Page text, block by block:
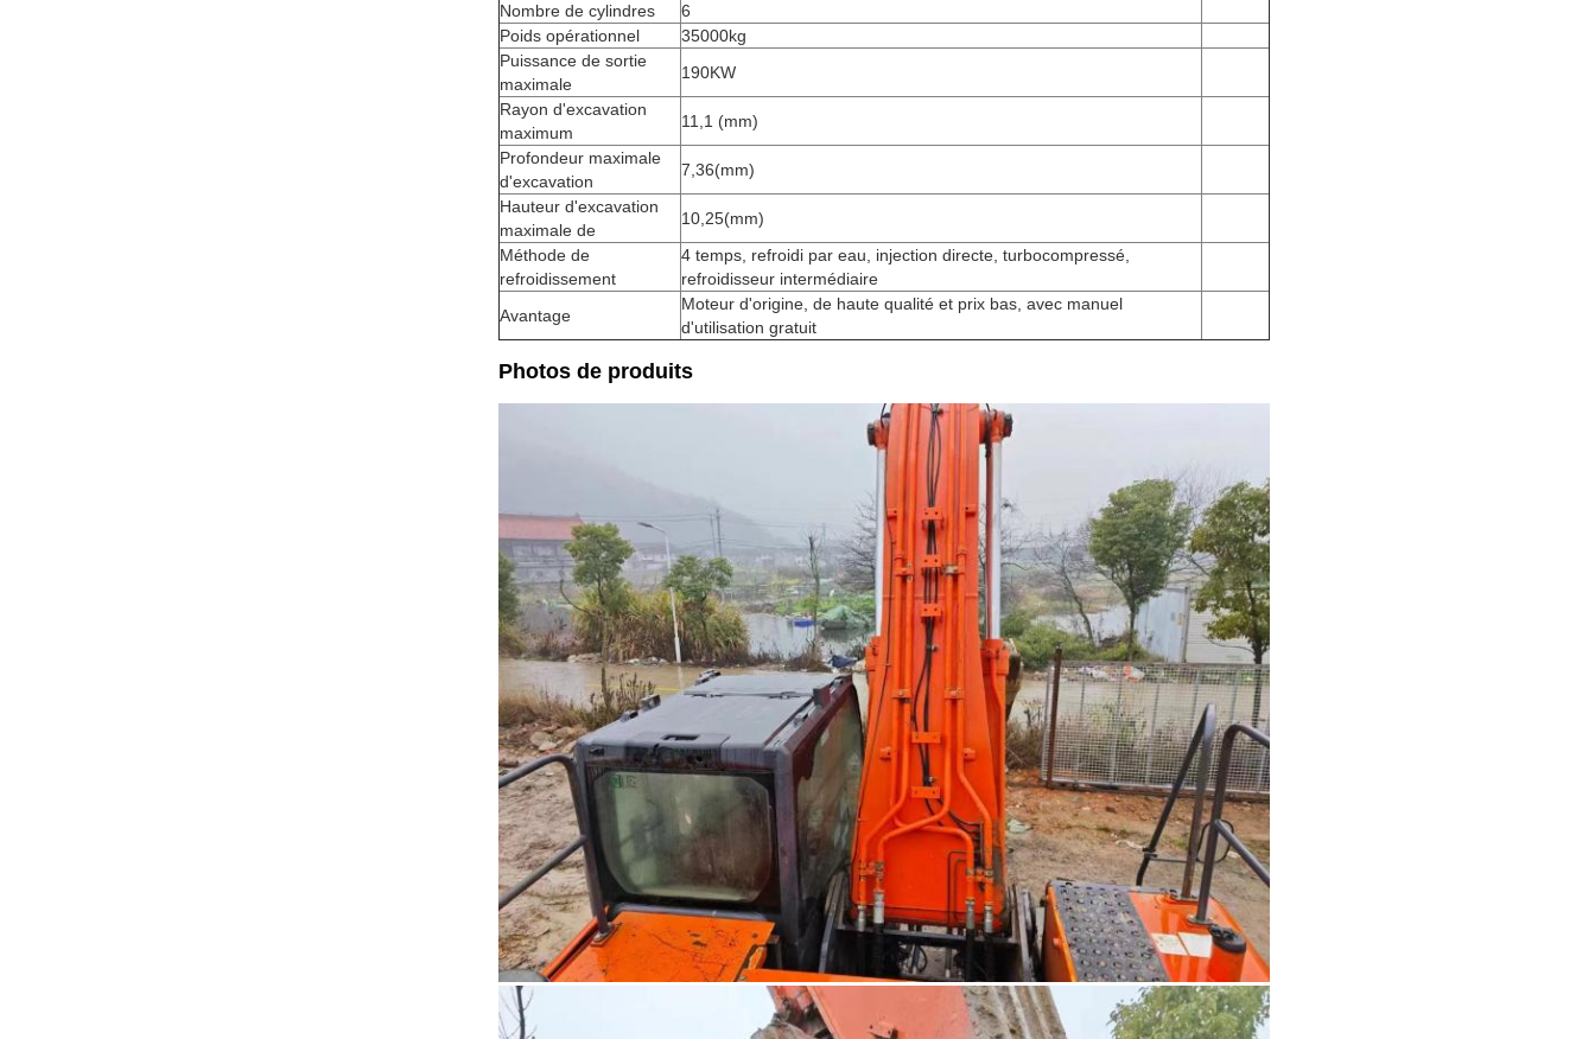
Nombre de cylindres
6
Poids opérationnel
35000kg
Puissance de sortie
maximale
190KW
Rayon d'excavation
maximum
11,1 (mm)
Profondeur maximale
d'excavation
7,36(mm)
Hauteur d'excavation
maximale de
10,25(mm)
Méthode de
refroidissement
4 temps, refroidi par eau, injection directe, turbocompressé,
refroidisseur intermédiaire
Avantage
Moteur d'origine, de haute qualité et prix bas, avec manuel
d'utilisation gratuit
Photos de produits